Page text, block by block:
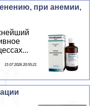
при анемии,
15 07 2026 20:55:21